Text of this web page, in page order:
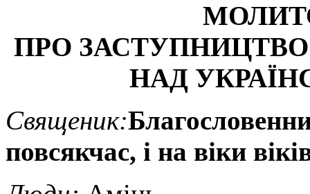
ПРО
НАД
Священик:Благослове
повсякчас, і на віки